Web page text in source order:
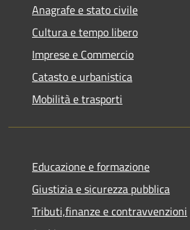
Anagrafe e stato civile
Cultura e tempo libero
Imprese e Commercio
Catasto e urbanistica
Mobilità e trasporti
Educazione e formazione
Giustizia e sicurezza pubblica
Tributi,finanze e contravvenzioni